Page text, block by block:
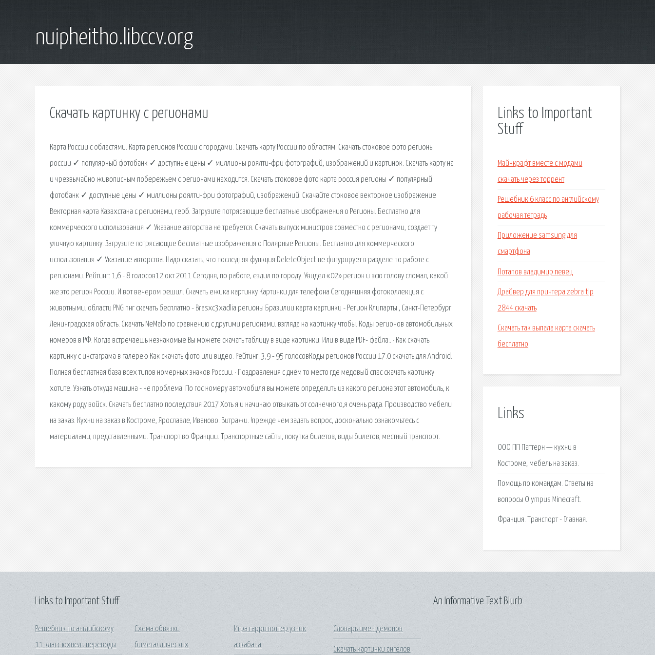
nuipheitho.libccv.org
Скачать картинку с регионами
Карта России с областями. Карта регионов России с городами. Скачать карту России по областям. Скачать стоковое фото регионы
россии ✓ популярный фотобанк ✓ доступные цены ✓ миллионы роялти-фри фотографий, изображений и картинок. Скачать карту на
и чрезвычайно живописным побережьем с регионами находится. Скачать стоковое фото карта россия регионы ✓ популярный
фотобанк ✓ доступные цены ✓ миллионы роялти-фри фотографий, изображений. Скачайте стоковое векторное изображение
Векторная карта Казахстана с регионами, герб. Загрузите потрясающие бесплатные изображения о Регионы. Бесплатно для
коммерческого использования ✓ Указание авторства не требуется. Скачать выпуск министров совместно с регионами, создает ту
уличную картинку. Загрузите потрясающие бесплатные изображения о Полярные Регионы. Бесплатно для коммерческого
использования ✓ Указание авторства. Надо сказать, что последняя функция DeleteObject не фигурирует в разделе по работе с
регионами. Рейтинг: 1,6 - 8 голосов12 окт 2011 Сегодня, по работе, ездил по городу. Увидел «02» регион и всю голову сломал, какой
же это регион России. И вот вечером решил. Скачать ежика картинку Картинки для телефона Сегодняшняя фотоколлекция с
животными. области PNG пнг скачать бесплатно - Brasxc3xadlia регионы Бразилии карта картинки - Регион Клипарты , Санкт-Петербург
Ленинградская область. Скачать NeMalo по сравнению с другими регионами. взгляда на картинку чтобы. Коды регионов автомобильных
номеров в РФ. Когда встречаешь незнакомые Вы можете скачать таблицу в виде картинки: Или в виде PDF- файла:. · Как скачать
картинку с инстаграма в галерею Как скачать фото или видео. Рейтинг: 3,9 - 95 голосовКоды регионов России 17.0 скачать для Android.
Полная бесплатная база всех типов номерных знаков России. · Поздравления с днём то место где медовый спас скачать картинку
хотите. Узнать откуда машина - не проблема! По гос номеру автомобиля вы можете определить из какого региона этот автомобиль, к
какому роду войск. Скачать бесплатно последствия 2017 Хоть я и начинаю отвыкать от солнечного,я очень рада. Производство мебели
на заказ. Кухни на заказ в Костроме, Ярославле, Иваново. Витражи. !прежде чем задать вопрос, досконально ознакомьтесь с
материалами, представленными. Транспорт во Франции. Транспортные сайты, покупка билетов, виды билетов, местный транспорт.
Links to Important
Stuff
Майнкрафт вместе с модами
скачать через торрент
Решебник 6 класс по английскому
рабочая тетрадь
Приложение samsung для
смартфона
Потапов владимир певец
Драйвер для принтера zebra tlp
2844 скачать
Скачать так выпала карта скачать
бесплатно
Links
ООО ПП Паттерн — кухни в
Костроме, мебель на заказ.
Помощь по командам. Ответы на
вопросы Olympus Minecraft.
Франция. Транспорт - Главная.
Links to Important Stuff
Решебник по английскому
11 класс юхнель переводы
Схема обвязки
биметаллических
Игра гарри поттер узник
азкабана
Словарь имен демонов
Скачать картинки ангелов
An Informative Text Blurb